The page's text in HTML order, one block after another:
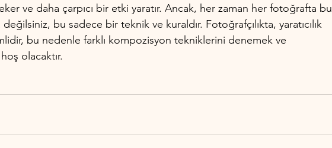
ve daha çarpıcı bir etki yaratır. Ancak, her zaman her fotoğrafta bu
bu sadece bir teknik ve kuraldır. Fotoğrafçılıkta, yaratıcılık
bu nedenle farklı kompozisyon tekniklerini denemek ve
olacaktır.